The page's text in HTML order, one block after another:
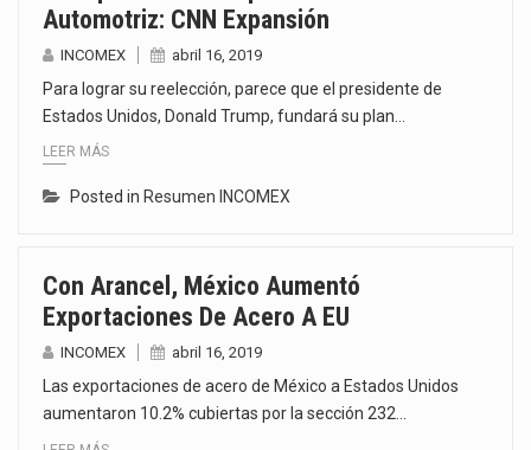
Automotriz: CNN Expansión
INCOMEX abril 16, 2019
Para lograr su reelección, parece que el presidente de
Estados Unidos, Donald Trump, fundará su plan…
LEER MÁS
Posted in Resumen INCOMEX
Con Arancel, México Aumentó
Exportaciones De Acero A EU
INCOMEX abril 16, 2019
Las exportaciones de acero de México a Estados Unidos
aumentaron 10.2% cubiertas por la sección 232…